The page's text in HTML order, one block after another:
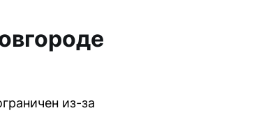
из-за